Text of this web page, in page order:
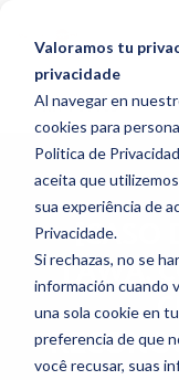
Valoramos tu
privacidade
Al navegar en
cookies para
Politica de
aceita que
sua experiência de
Privacidade.
Si rechazas, no se
información cuando
una sola cookie en
preferencia de que
você recusar, suas
HR TOPICS
[CASO
TAWA,